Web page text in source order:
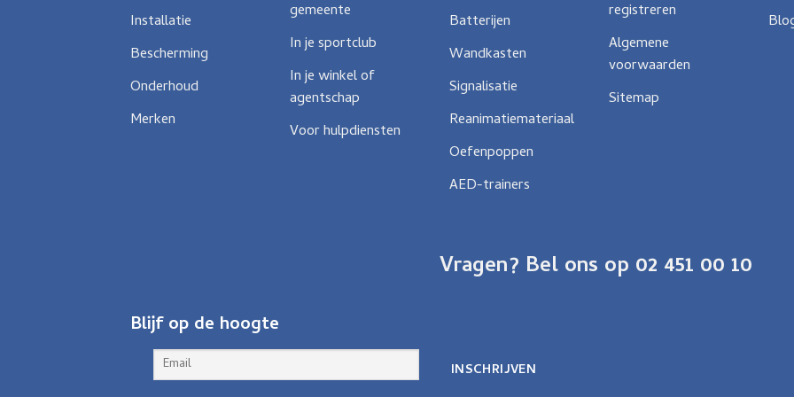
Installatie
Bescherming
Onderhoud
Merken
gemeente
In je sportclub
In je winkel of
agentschap
Voor hulpdiensten
Batterijen
Wandkasten
Signalisatie
Reanimatiemateriaal
Oefenpoppen
AED-trainers
registreren
Algemene
voorwaarden
Sitemap
Vragen? Bel ons op 02 451 00 10
Blijf op de hoogte